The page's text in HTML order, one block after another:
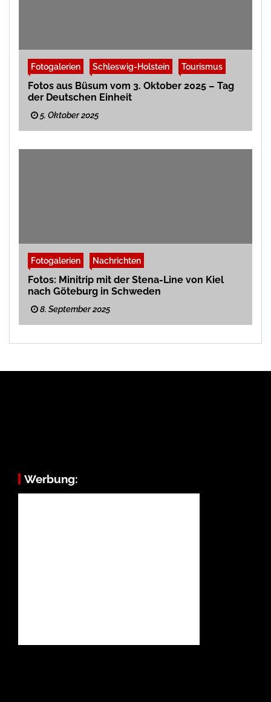
Fotogalerien Schleswig-Holstein Tourismus
Fotos aus Büsum vom 3. Oktober 2025 – Tag
der Deutschen Einheit
5. Oktober 2025
Fotogalerien Nachrichten
Fotos: Minitrip mit der Stena-Line von Kiel
nach Göteburg in Schweden
8. September 2025
Werbung: